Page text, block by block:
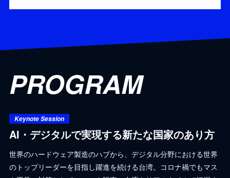
PROGRAM
Keynote Session
AI・デジタルで実現する新たな国家のあり方
世界のハードウェア製造のハブから、デジタル分野における世界
のトップリーダーを目指し躍進を続ける台湾。コロナ禍でもマス